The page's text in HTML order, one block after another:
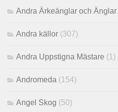
Andra Ärkeänglar och Änglar
Andra källor (307)
Andra Uppstigna Mästare (1)
Andromeda (154)
Angel Skog (50)